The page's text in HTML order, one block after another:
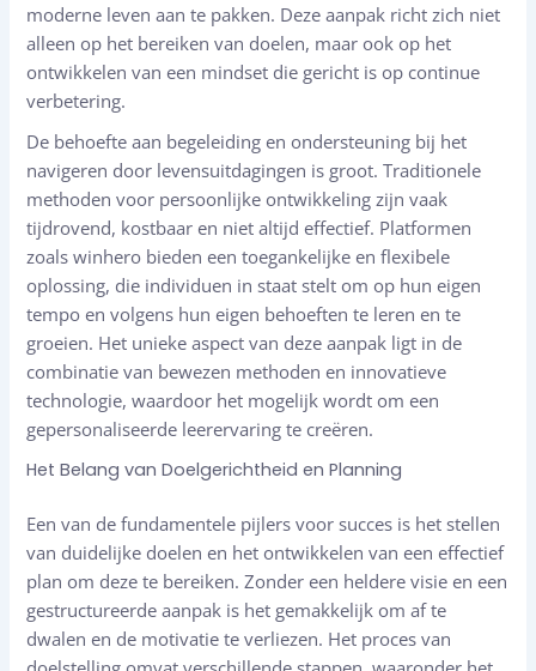
moderne leven aan te pakken. Deze aanpak richt zich niet
alleen op het bereiken van doelen, maar ook op het
ontwikkelen van een mindset die gericht is op continue
verbetering.
De behoefte aan begeleiding en ondersteuning bij het
navigeren door levensuitdagingen is groot. Traditionele
methoden voor persoonlijke ontwikkeling zijn vaak
tijdrovend, kostbaar en niet altijd effectief. Platformen
zoals winhero bieden een toegankelijke en flexibele
oplossing, die individuen in staat stelt om op hun eigen
tempo en volgens hun eigen behoeften te leren en te
groeien. Het unieke aspect van deze aanpak ligt in de
combinatie van bewezen methoden en innovatieve
technologie, waardoor het mogelijk wordt om een
gepersonaliseerde leerervaring te creëren.
Het Belang van Doelgerichtheid en Planning
Een van de fundamentele pijlers voor succes is het stellen
van duidelijke doelen en het ontwikkelen van een effectief
plan om deze te bereiken. Zonder een heldere visie en een
gestructureerde aanpak is het gemakkelijk om af te
dwalen en de motivatie te verliezen. Het proces van